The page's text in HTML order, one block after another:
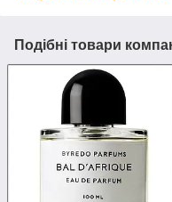
Подібні товари